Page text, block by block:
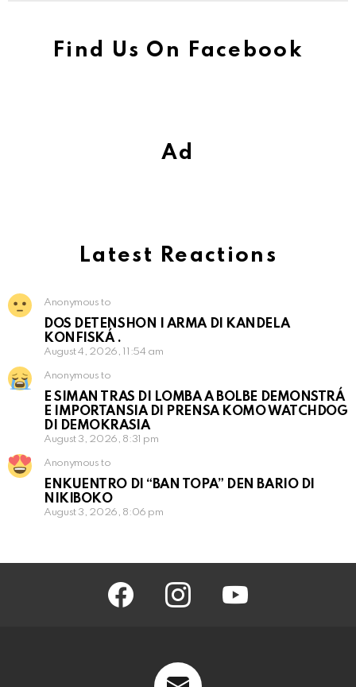
Find Us On Facebook
Ad
Latest Reactions
Anonymous to
DOS DETENSHON I ARMA DI KANDELA
KONFISKÁ .
August 4, 2026, 11:54 am
Anonymous to
E SIMAN TRAS DI LOMBA A BOLBE DEMONSTRÁ
E IMPORTANSIA DI PRENSA KOMO WATCHDOG
DI DEMOKRASIA
August 3, 2026, 8:31 pm
Anonymous to
ENKUENTRO DI “BAN TOPA” DEN BARIO DI
NIKIBOKO
August 3, 2026, 8:06 pm
facebook instagram youtube